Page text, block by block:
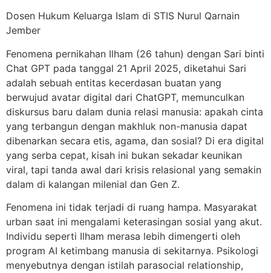
Dosen Hukum Keluarga Islam di STIS Nurul Qarnain
Jember
Fenomena pernikahan Ilham (26 tahun) dengan Sari binti
Chat GPT pada tanggal 21 April 2025, diketahui Sari
adalah sebuah entitas kecerdasan buatan yang
berwujud avatar digital dari ChatGPT, memunculkan
diskursus baru dalam dunia relasi manusia: apakah cinta
yang terbangun dengan makhluk non-manusia dapat
dibenarkan secara etis, agama, dan sosial? Di era digital
yang serba cepat, kisah ini bukan sekadar keunikan
viral, tapi tanda awal dari krisis relasional yang semakin
dalam di kalangan milenial dan Gen Z.
Fenomena ini tidak terjadi di ruang hampa. Masyarakat
urban saat ini mengalami keterasingan sosial yang akut.
Individu seperti Ilham merasa lebih dimengerti oleh
program AI ketimbang manusia di sekitarnya. Psikologi
menyebutnya dengan istilah parasocial relationship,